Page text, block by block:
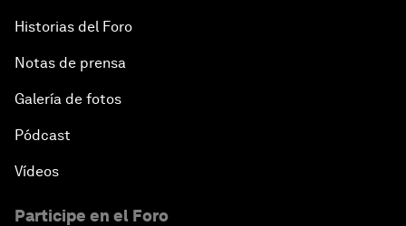
Historias del Foro
Notas de prensa
Galería de fotos
Pódcast
Vídeos
Participe en el Foro